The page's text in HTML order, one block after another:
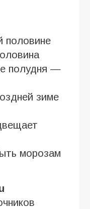
половине
полудня —
зиме
морозам